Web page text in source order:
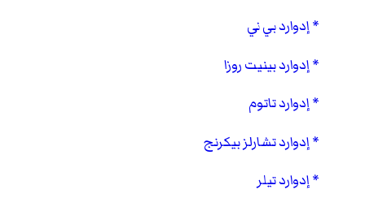
إدوارد بي ني
إدوارد بينيت روزا
إدوارد تاتوم
إدوارد تشارلز بيكرنج
إدوارد تيلر